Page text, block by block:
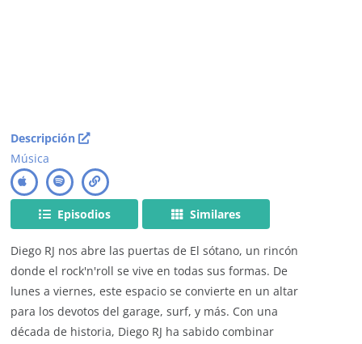
Descripción
Música
Episodios Similares
Diego RJ nos abre las puertas de El sótano, un rincón
donde el rock'n'roll se vive en todas sus formas. De
lunes a viernes, este espacio se convierte en un altar
para los devotos del garage, surf, y más. Con una
década de historia, Diego RJ ha sabido combinar